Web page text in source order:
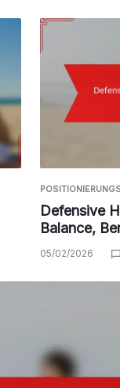
Defensive
Balance,
05/02/2026